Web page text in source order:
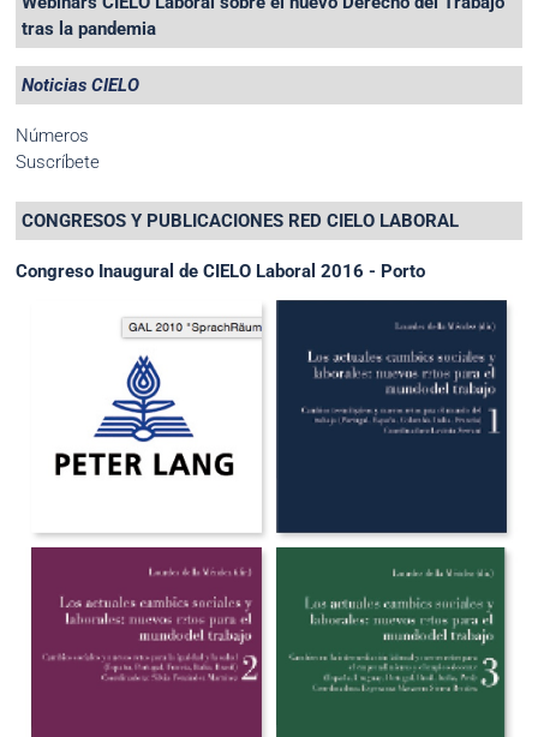
tras la pandemia
Noticias CIELO
Números
Suscríbete
CONGRESOS Y PUBLICACIONES RED CIELO LABORAL
Congreso Inaugural de CIELO Laboral 2016 - Porto